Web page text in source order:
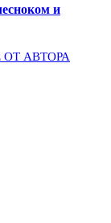
и
АВТОРА